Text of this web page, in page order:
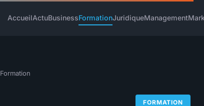
AccueilActuBusinessFormationJuridiqueManagement
Formation
FORMATION